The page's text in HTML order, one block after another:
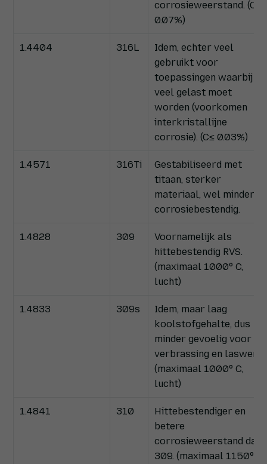
corrosieweerstand. (C≤
0.07%)
1.4404 316L
Idem, echter veel
gebruikt voor
toepassingen waarbij
veel gelast moet
worden (voorkomen
interkristallijne
corrosie). (C≤ 0.03%)
1.4571 316Ti
Gestabiliseerd met
titaan, sterker
materiaal, wel minder
corrosiebestendig.
1.4828 309
Voornamelijk als
hittebestendig RVS.
(maximaal 1000° C,
lucht)
1.4833 309s
Idem, maar laag
koolstofgehalte, dus
minder gevoelig voor
verbrassing en laswerk.
(maximaal 1000° C,
lucht)
1.4841 310
Hittebestendiger en
betere
corrosieweerstand dan
309. (maximaal 1150° C,